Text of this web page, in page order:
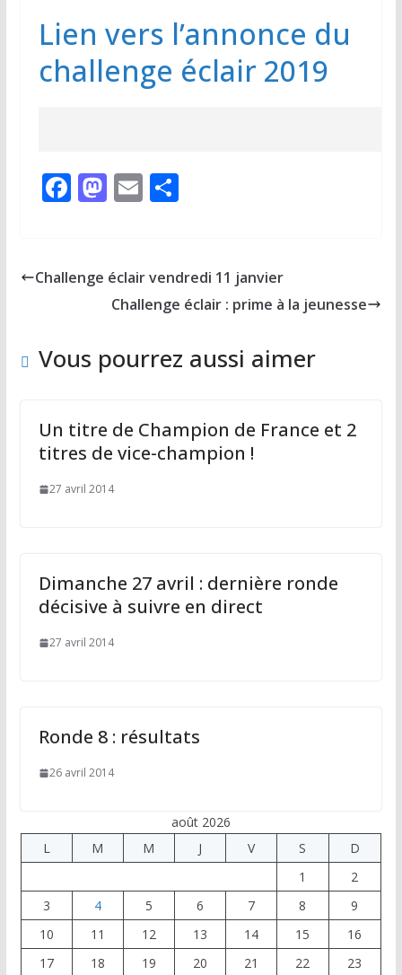
Lien vers l’annonce du
challenge éclair 2019
F
b
k
M
d
o
E
l
P
g
er
Challenge éclair vendredi 11 janvier
Challenge éclair : prime à la jeunesse
Vous pourrez aussi aimer
Un titre de Champion de France et 2
titres de vice-champion !
27 avril 2014
Dimanche 27 avril : dernière ronde
décisive à suivre en direct
27 avril 2014
Ronde 8 : résultats
26 avril 2014
août 2026
L
M M J V S
D
1
2
3
4 5 6 7 8
9
10
11 12 13 14 15
16
17
18 19 20 21 22 23